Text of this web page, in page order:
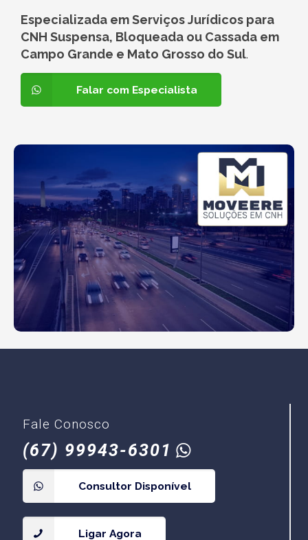
Especializada em Serviços Jurídicos para
CNH Suspensa, Bloqueada ou Cassada em
Campo Grande e Mato Grosso do Sul.
Falar com Especialista
Fale Conosco
(67) 99943-6301
Consultor Disponível
Ligar Agora